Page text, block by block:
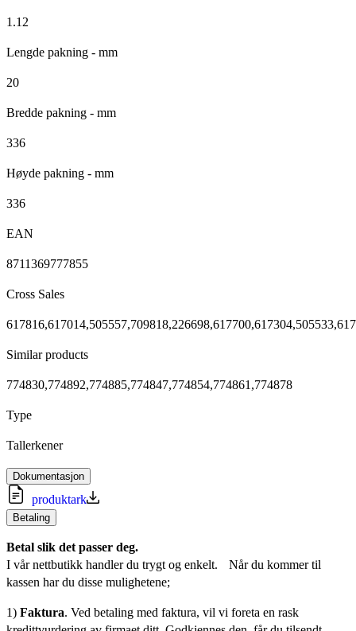
1.12
Lengde pakning - mm
20
Bredde pakning - mm
336
Høyde pakning - mm
336
EAN
8711369777855
Cross Sales
Similar products
774830,774892,774885,774847,774854,774861,774878
Type
Tallerkener
Dokumentasjon
produktark
Betaling
Betal slik det passer deg.
I vår nettbutikk handler du trygt og enkelt. Når du kommer til
kassen har du disse mulighetene;
1) Faktura. Ved betaling med faktura, vil vi foreta en rask